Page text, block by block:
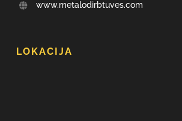
www.metalodirbtuves.com
LOKACIJA